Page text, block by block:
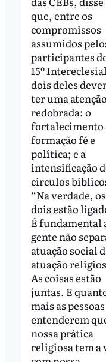
que, entre os
compromissos
assumidos
participantes
15º
dois deles
ter uma atenção
redobrada: o
fortalecimento
formação fé e
política; e a
intensificação
círculos
“Na verdade, os
dois estão
É fundamental
gente não
atuação social
atuação
As coisas estão
juntas. E
mais as pessoas
entenderem
nossa prática
religiosa tem a